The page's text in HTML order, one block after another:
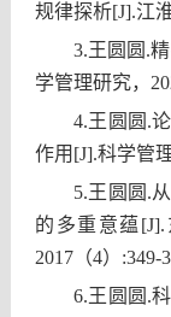
规律探析[J].江
3.王圆圆.
学管理研究，
4.王圆圆.
作用[J].科学管
5.王圆圆.
的多重意蕴
2017（4）:349-
6.王圆圆.